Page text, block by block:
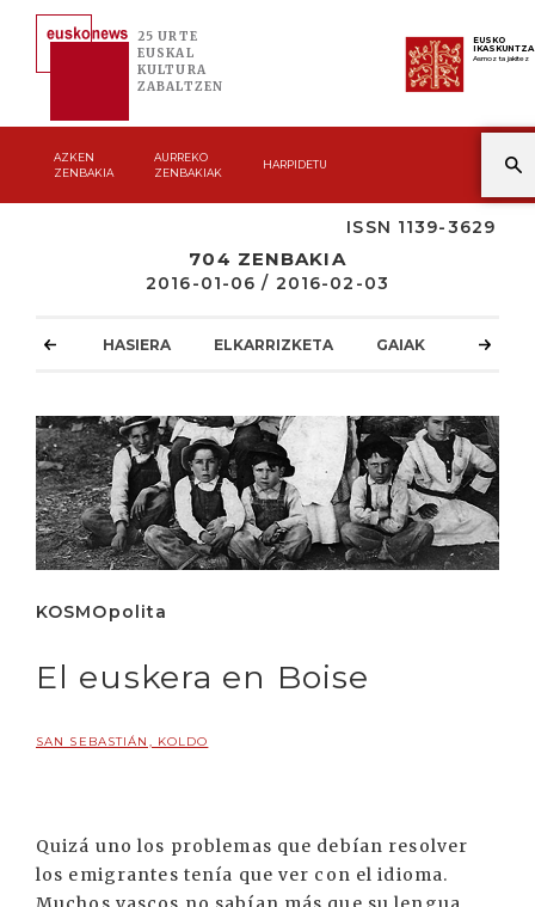
25 URTE
EUSKAL
KULTURA
ZABALTZEN
EUSKO
IKASKUNTZA
Asmoz ta jakitez
AZKEN
ZENBAKIA
AURREKO
ZENBAKIAK
HARPIDETU
ISSN 1139-3629
704 ZENBAKIA
2016-01-06 / 2016-02-03
HASIERA ELKARRIZKETA GAIAK
KOSMOpolita
El euskera en Boise
SAN SEBASTIÁN, KOLDO
Quizá uno los problemas que debían resolver
los emigrantes tenía que ver con el idioma.